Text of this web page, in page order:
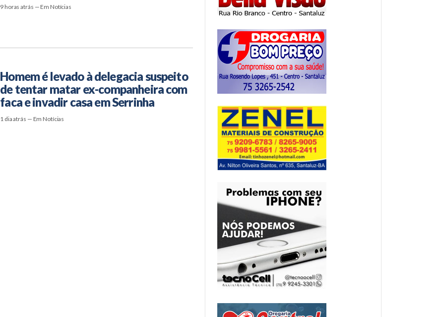
9 horas atrás — Em Notícias
Homem é levado à delegacia suspeito
de tentar matar ex-companheira com
faca e invadir casa em Serrinha
1 dia atrás — Em Notícias